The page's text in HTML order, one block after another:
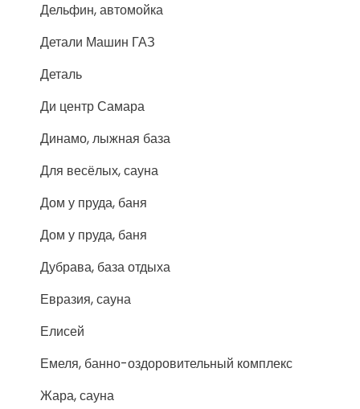
Дельфин, автомойка
Детали Машин ГАЗ
Деталь
Ди центр Самара
Динамо, лыжная база
Для весёлых, сауна
Дом у пруда, баня
Дом у пруда, баня
Дубрава, база отдыха
Евразия, сауна
Елисей
Емеля, банно-оздоровительный комплекс
Жара, сауна